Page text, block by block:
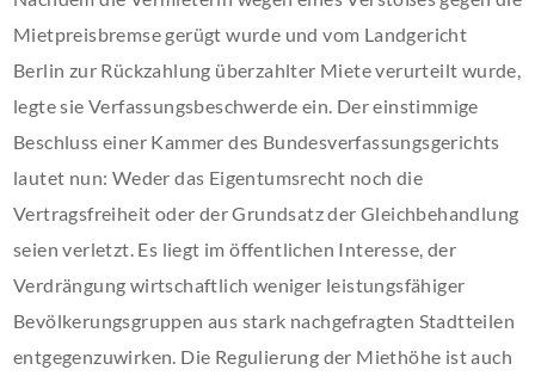
Mietpreisbremse gerügt wurde und vom Landgericht
Berlin zur Rückzahlung überzahlter Miete verurteilt wurde,
legte sie Verfassungsbeschwerde ein. Der einstimmige
Beschluss einer Kammer des Bundesverfassungsgerichts
lautet nun: Weder das Eigentumsrecht noch die
Vertragsfreiheit oder der Grundsatz der Gleichbehandlung
seien verletzt. Es liegt im öffentlichen Interesse, der
Verdrängung wirtschaftlich weniger leistungsfähiger
Bevölkerungsgruppen aus stark nachgefragten Stadtteilen
entgegenzuwirken. Die Regulierung der Miethöhe ist auch